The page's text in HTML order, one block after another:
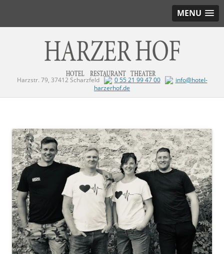
MENU
Harzstr. 79, 37412 Scharzfeld 0 55 21 99 47 00
info@hotel-
harzerhof.de